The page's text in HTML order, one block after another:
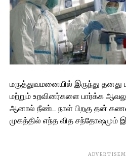
மருத்துவமனையில் இருந்து
மற்றும் உறவினர்களை பார்க்க
ஆனால் நீண்ட நாள் பிறகு தன்
முகத்தில் எந்த வித சந்தோஷமும்